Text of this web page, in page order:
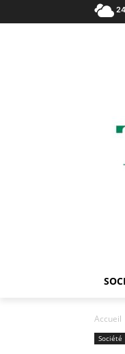
Accueil
Société